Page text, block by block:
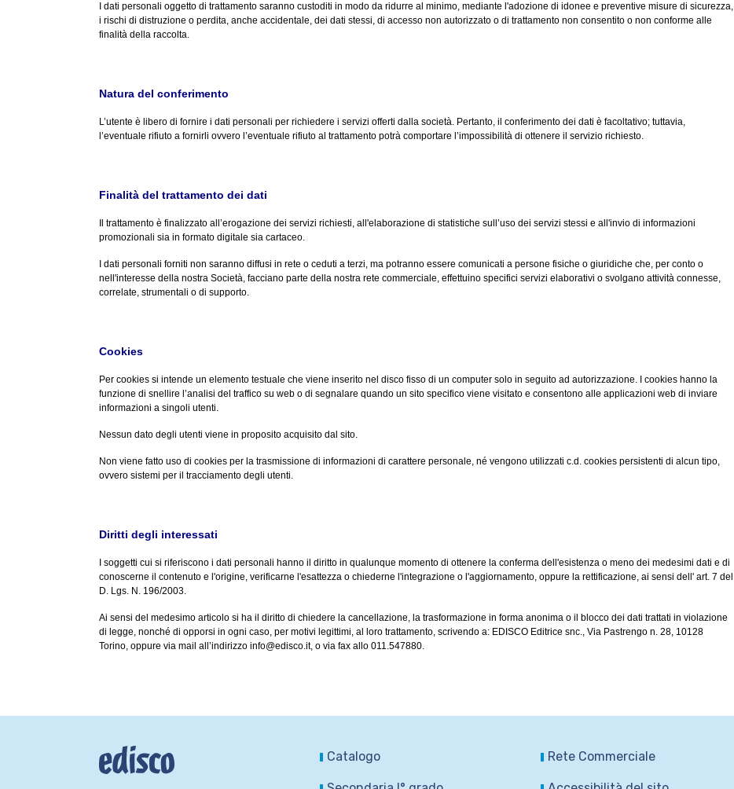
I dati personali oggetto di trattamento saranno custoditi in modo da ridurre al minimo, mediante l'adozione di idonee e preventive misure di sicurezza,
i rischi di distruzione o perdita, anche accidentale, dei dati stessi, di accesso non autorizzato o di trattamento non consentito o non conforme alle
finalità della raccolta.
Natura del conferimento
L’utente è libero di fornire i dati personali per richiedere i servizi offerti dalla società. Pertanto, il conferimento dei dati è facoltativo; tuttavia,
l’eventuale rifiuto a fornirli ovvero l’eventuale rifiuto al trattamento potrà comportare l’impossibilità di ottenere il servizio richiesto.
Finalità del trattamento dei dati
Il trattamento è finalizzato all’erogazione dei servizi richiesti, all'elaborazione di statistiche sull’uso dei servizi stessi e all'invio di informazioni
promozionali sia in formato digitale sia cartaceo.
I dati personali forniti non saranno diffusi in rete o ceduti a terzi, ma potranno essere comunicati a persone fisiche o giuridiche che, per conto o
nell'interesse della nostra Società, facciano parte della nostra rete commerciale, effettuino specifici servizi elaborativi o svolgano attività connesse,
correlate, strumentali o di supporto.
Cookies
Per cookies si intende un elemento testuale che viene inserito nel disco fisso di un computer solo in seguito ad autorizzazione. I cookies hanno la
funzione di snellire l’analisi del traffico su web o di segnalare quando un sito specifico viene visitato e consentono alle applicazioni web di inviare
informazioni a singoli utenti.
Nessun dato degli utenti viene in proposito acquisito dal sito.
Non viene fatto uso di cookies per la trasmissione di informazioni di carattere personale, né vengono utilizzati c.d. cookies persistenti di alcun tipo,
ovvero sistemi per il tracciamento degli utenti.
Diritti degli interessati
I soggetti cui si riferiscono i dati personali hanno il diritto in qualunque momento di ottenere la conferma dell'esistenza o meno dei medesimi dati e di
conoscerne il contenuto e l'origine, verificarne l'esattezza o chiederne l'integrazione o l'aggiornamento, oppure la rettificazione, ai sensi dell' art. 7 del
D. Lgs. N. 196/2003.
Ai sensi del medesimo articolo si ha il diritto di chiedere la cancellazione, la trasformazione in forma anonima o il blocco dei dati trattati in violazione
di legge, nonché di opporsi in ogni caso, per motivi legittimi, al loro trattamento, scrivendo a: EDISCO Editrice snc., Via Pastrengo n. 28, 10128
Torino, oppure via mail all’indirizzo info@edisco.it, o via fax allo 011.547880.
Catalogo Rete Commerciale